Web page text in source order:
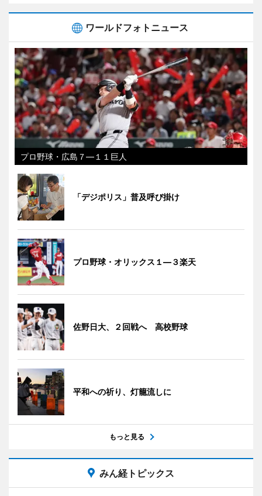
ワールドフォトニュース
プロ野球・広島７―１１巨人
「デジポリス」普及呼び掛け
プロ野球・オリックス１―３楽天
佐野日大、２回戦へ 高校野球
平和への祈り、灯籠流しに
もっと見る
みん経トピックス